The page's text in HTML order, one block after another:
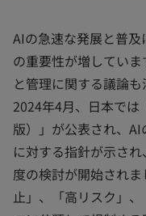
AIの急速な発展と普
の重要性が増してい
と管理に関する議論も
2024年4月、日本では
版）」が公表され、
に対する指針が示さ
度の検討が開始され
止」、「高リスク」